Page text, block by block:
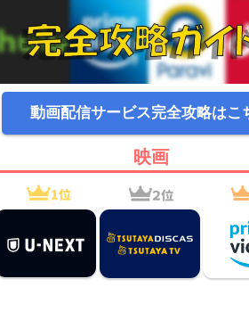
動画配信サービス完全攻略はこ
映画